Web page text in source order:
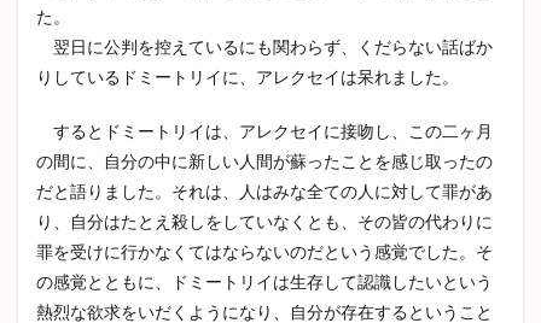
た。
翌日に公判を控えているにも関わらず、くだらない話ばか
りしているドミートリイに、アレクセイは呆れました。
するとドミートリイは、アレクセイに接吻し、この二ヶ月
の間に、自分の中に新しい人間が蘇ったことを感じ取ったの
だと語りました。それは、人はみな全ての人に対して罪があ
り、自分はたとえ殺しをしていなくとも、その皆の代わりに
罪を受けに行かなくてはならないのだという感覚でした。そ
の感覚とともに、ドミートリイは生存して認識したいという
熱烈な欲求をいだくようになり、自分が存在するということ